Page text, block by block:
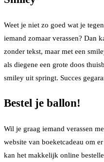
Weet je niet zo goed wat je
iemand zomaar verassen? Dan
zonder tekst, maar met een
als diegene een grote doos
smiley uit springt. Succes
Bestel je ballon!
Wil je graag iemand verassen
website van boeketcadeau om
kan het makkelijk online